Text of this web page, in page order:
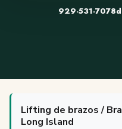
929-531-7078
Lifting de brazos /
Long Island